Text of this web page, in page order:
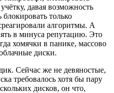
давая возможность
только
алгоритмы. А
в минуса репутацию. Это
хомячки в панике, массово
диски.
Сейчас же не девяностые,
требовалось хотя бы пару
дисков, он что,